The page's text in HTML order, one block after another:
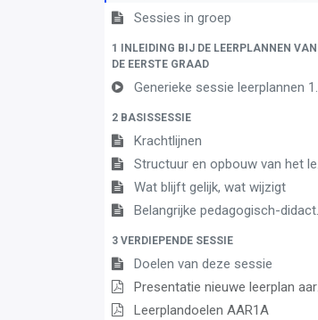
Sessies in groep
1 INLEIDING BIJ DE LEERPLANNEN VAN
DE EERSTE GRAAD
Generieke sessie leerplannen 1ste graad
2 BASISSESSIE
Krachtlijnen
Structuur en opbouw van het leerplan
Wat blijft gelijk, wat wijzigt
Belangrijke pedagogisch-didactische aandachtspunten
3 VERDIEPENDE SESSIE
Doelen van deze sessie
Presentatie nieuwe leerplan aardrijkskunde 1A
Leerplandoelen AAR1A